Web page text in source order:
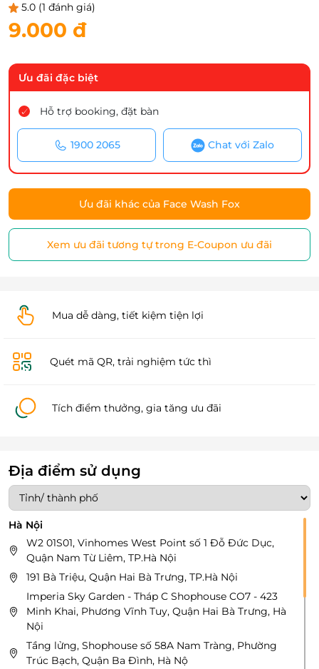
5.0 (1 đánh giá)
9.000 đ
Ưu đãi đặc biệt
Hỗ trợ booking, đặt bàn
1900 2065 Chat với Zalo
Ưu đãi khác của Face Wash Fox
Xem ưu đãi tương tự trong E-Coupon ưu đãi
Mua dễ dàng, tiết kiệm tiện lợi
Quét mã QR, trải nghiệm tức thì
Tích điểm thưởng, gia tăng ưu đãi
Địa điểm sử dụng
Hà Nội
W2 01S01, Vinhomes West Point số 1 Đỗ Đức Dục,
Quận Nam Từ Liêm, TP.Hà Nội
191 Bà Triệu, Quận Hai Bà Trưng, TP.Hà Nội
Imperia Sky Garden - Tháp C Shophouse CO7 - 423
Minh Khai, Phương Vĩnh Tuy, Quận Hai Bà Trưng, Hà
Nội
Tầng lửng, Shophouse số 58A Nam Tràng, Phường
Trúc Bạch, Quận Ba Đình, Hà Nộ